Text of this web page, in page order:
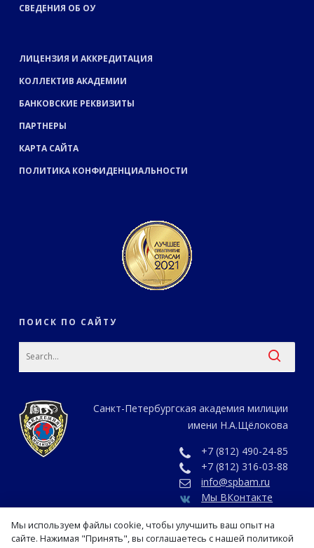
СВЕДЕНИЯ ОБ ОУ
ЛИЦЕНЗИЯ И АККРЕДИТАЦИЯ
КОЛЛЕКТИВ АКАДЕМИИ
БАНКОВСКИЕ РЕКВИЗИТЫ
ПАРТНЕРЫ
КАРТА САЙТА
ПОЛИТИКА КОНФИДЕНЦИАЛЬНОСТИ
ПОИСК ПО САЙТУ
Санкт-Петербургская академия милиции
имени Н.А.Щёлокова
+7 (812) 490-24-85
+7 (812) 316-03-88
info@spbam.ru
Мы ВКонтакте
Мы используем файлы cookie, чтобы улучшить ваш опыт на
сайте. Нажимая "Принять", вы соглашаетесь с нашей политикой